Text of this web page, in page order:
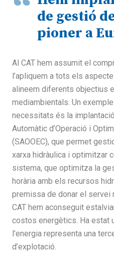
de gestió
pioner a
Al CAT hem assumit el
l’apliquem a tots els
alineem diferents objectius
mediambientals. Un
necessitats és la
Automàtic d’Operació i
(SAOOEC), que permet
xarxa hidràulica i optimitzar
sistema, que optimitza la
horària amb els recursos
premissa de donar el servei
CAT hem aconseguit
costos energètics. Ha estat
l’energia representa una
d’explotació.